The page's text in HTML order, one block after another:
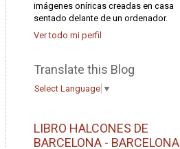
imágenes oníricas creadas en casa
sentado delante de un ordenador.
Ver todo mi perfil
Translate this Blog
Select Language ▼
LIBRO HALCONES DE
BARCELONA - BARCELONA